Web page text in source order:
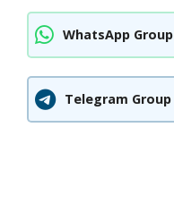
WhatsApp Group
Telegram Group